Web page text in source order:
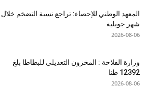
المعهد الوطني للإحصاء: تراجع نسبة التضخم خلال
شهر جويلية
2026-08-06
وزارة الفلاحة : المخزون التعديلي للبطاطا بلغ
12392 طنا
2026-08-06